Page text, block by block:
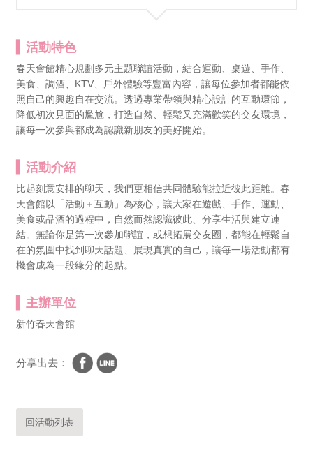
活動特色
春天會館精心規劃多元主題聯誼活動，結合運動、桌遊、手作、
美食、調酒、KTV、戶外體驗等豐富內容，讓每位參加者都能依
照自己的興趣自在交流。透過專業帶領與精心設計的互動環節，
降低初次見面的尷尬，打造自然、輕鬆又充滿歡笑的交友環境，
讓每一次參與都成為認識新朋友的美好開始。
活動介紹
比起刻意安排的聊天，我們更相信共同體驗能拉近彼此距離。春
天會館以「活動＋互動」為核心，讓大家在遊戲、手作、運動、
美食或品酒的過程中，自然而然認識彼此、分享生活與建立連
結。無論你是第一次參加聯誼，或想拓展交友圈，都能在輕鬆自
在的氛圍中找到聊天話題、展現真實的自己，讓每一場活動都有
機會成為一段緣分的起點。
主辦單位
新竹春天會館
分享出去：
回活動列表